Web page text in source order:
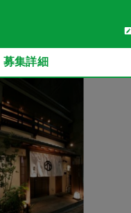
募集詳細